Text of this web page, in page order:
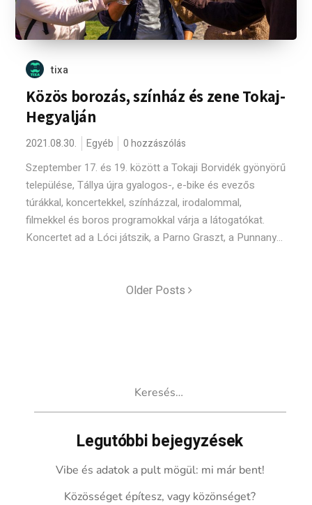
tixa
Közös borozás, színház és zene Tokaj-
Hegyalján
2021.08.30. Egyéb 0 hozzászólás
Szeptember 17. és 19. között a Tokaji Borvidék gyönyörű
települése, Tállya újra gyalogos-, e-bike és evezős
túrákkal, koncertekkel, színházzal, irodalommal,
filmekkel és boros programokkal várja a látogatókat.
Koncertet ad a Lóci játszik, a Parno Graszt, a Punnany...
Older Posts
Legutóbbi bejegyzések
Vibe és adatok a pult mögül: mi már bent!
Közösséget építesz, vagy közönséget?